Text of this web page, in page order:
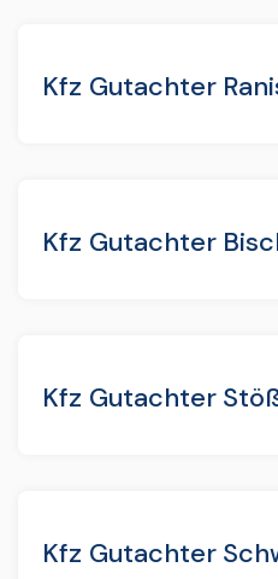
Kfz Gutachter
Kfz Gutachter
Kfz Gutachter
Kfz Gutachter